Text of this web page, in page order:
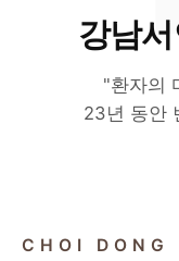
강남
"환자의
23년 동안
CHIEF
CHOI DONG